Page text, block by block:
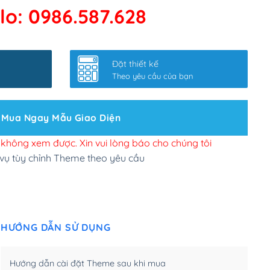
kết google, cập nhật sitemap(+50,000₫)
slider chính (+200,000₫)
site Wordpress(+100,000₫)
đăng web(+300,000₫)
tuỳ chọn (+2,000,000₫)
(+450,000₫)
0986.587.628
Đặt thiết kế
Theo yêu cầu của bạn
Mua Ngay Mẫu Giao Diện
xem được. Xin vui lòng báo cho chúng tôi
tùy chỉnh Theme theo yêu cầu
HƯỚNG DẪN SỬ DỤNG
Hướng dẫn cài đặt Theme sau khi mua